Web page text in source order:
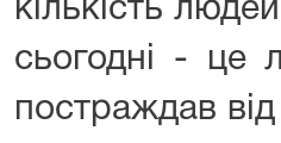
кількість
сьогодні - це
постраждав